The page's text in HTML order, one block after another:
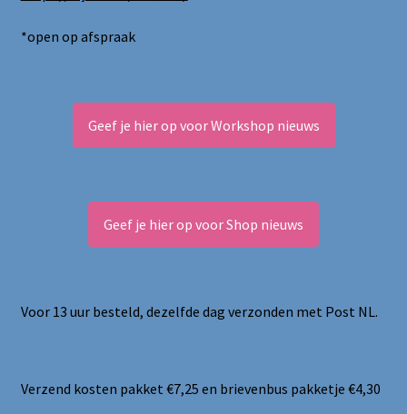
*open op afspraak
Geef je hier op voor Workshop nieuws
Geef je hier op voor Shop nieuws
Voor 13 uur besteld, dezelfde dag verzonden met Post NL.
Verzend kosten pakket €7,25 en brievenbus pakketje €4,30